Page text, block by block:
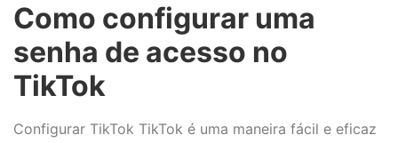
Como configurar uma
senha de acesso no
TikTok
Configurar TikTok TikTok é uma maneira fácil e eficaz